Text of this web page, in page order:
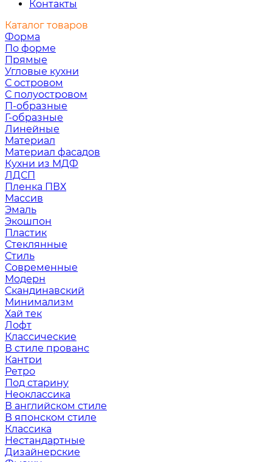
Контакты
Каталог товаров
Форма
По форме
Прямые
Угловые кухни
С островом
С полуостровом
П-образные
Г-образные
Линейные
Материал
Материал фасадов
Кухни из МДФ
ЛДСП
Пленка ПВХ
Массив
Эмаль
Экошпон
Пластик
Стеклянные
Стиль
Современные
Модерн
Скандинавский
Минимализм
Хай тек
Лофт
Классические
В стиле прованс
Кантри
Ретро
Под старину
Неоклассика
В английском стиле
В японском стиле
Классика
Нестандартные
Дизайнерские